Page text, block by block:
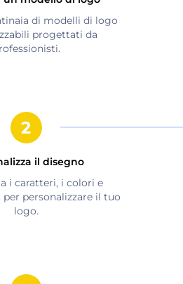
di modelli di logo
progettati da
il disegno
i caratteri, i colori e
personalizzare il tuo
logo.